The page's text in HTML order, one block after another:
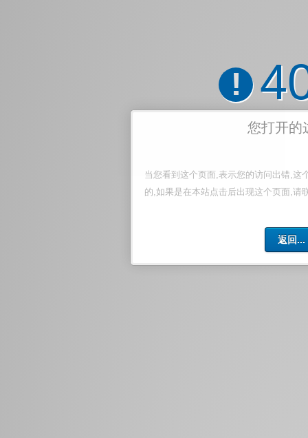
!
您打开的
当您看到这个页面,表示您的访问出错,这
的,如果是在本站点击后出现这个页面,请
返回...